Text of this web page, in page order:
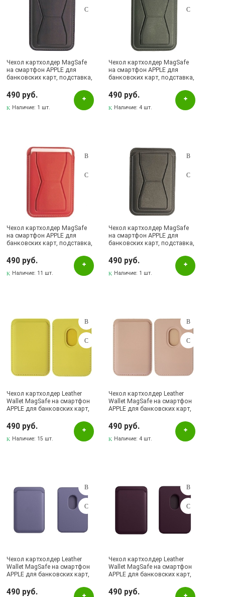
Черный
Наличие в магазинах
Pаспределительный центр
Альметьевск, ул.Ленина, 132, ТЦ ЛЕНТА
Бавлы, ул.Пионерская, 11
Бугульма, ул.Ленина, 145, ТЦ ЭССЕН
Бугульма, ул.Тукая, 70
Лениногорск, ул.Вахитова, 5, (АВТОВОКЗАЛ)
Лениногорск, ул.Гафиатуллина, 9, (ЦЕНТР)
Лениногорск, ул.Кутузова, 9А, (БРИЗ)
Чехол картхолдер MagSafe
на смартфон APPLE для
банковских карт, подставка,
490 руб.
Наличие: 1 шт.
Чехол картхолдер MagSafe
на смартфон APPLE для
банковских карт, подставка,
490 руб.
Наличие:4 шт.
Чехол картхолдер MagSafe
на смартфон APPLE для
банковских карт, подставка,
490 руб.
Наличие: 11 шт.
Чехол картхолдер MagSafe
на смартфон APPLE для
банковских карт, подставка,
490 руб.
Наличие: 1 шт.
Чехол картхолдер Leather
Wallet MagSafe на смартфон
APPLE для банковских карт,
490 руб.
Наличие: 15 шт.
Чехол картхолдер Leather
Wallet MagSafe на смартфон
APPLE для банковских карт,
490 руб.
Наличие:4 шт.
Чехол картхолдер Leather
Wallet MagSafe на смартфон
APPLE для банковских карт,
сиреневый
490 руб.
Чехол картхолдер Leather
Wallet MagSafe на смартфон
APPLE для банковских карт,
490 руб.